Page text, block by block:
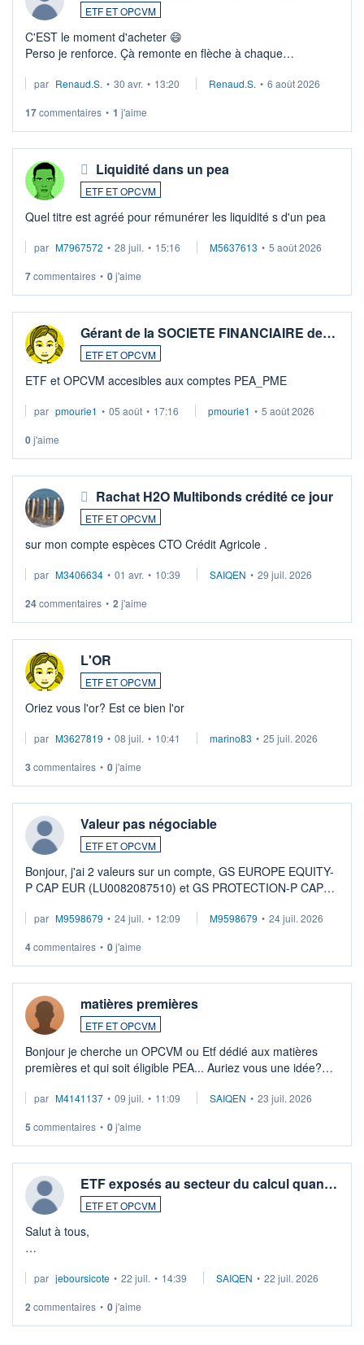
ETF ET OPCVM
C'EST le moment d'acheter 😄​
Perso je renforce. Çà remonte en flèche à chaque
Investissement long terme tip top pour sa retraite.
par Renaud.S. • 30 avr. • 13:20 Renaud.S. • 6 août 2026
17commentaires • 1 j'aime
Liquidité dans un pea
ETF ET OPCVM
Quel titre est agréé pour rémunérer les liquidité s d'un pea
par M7967572 • 28 juil. • 15:16 M5637613 • 5 août 2026
7commentaires • 0j'aime
Gérant de la SOCIETE FINANCIAIRE de…
ETF ET OPCVM
ETF et OPCVM accesibles aux comptes PEA_PME
par pmourie1 • 05 août • 17:16 pmourie1 • 5 août 2026
0j'aime
Rachat H2O Multibonds crédité ce jour
ETF ET OPCVM
sur mon compte espèces CTO Crédit Agricole .
par M3406634 • 01 avr. • 10:39 SAIQEN • 29 juil. 2026
24commentaires • 2 j'aime
L'OR
ETF ET OPCVM
Oriez vous l'or? Est ce bien l'or
par M3627819 • 08 juil. • 10:41 marino83 • 25 juil. 2026
3 commentaires • 0j'aime
Valeur pas négociable
ETF ET OPCVM
Bonjour, j'ai 2 valeurs sur un compte, GS EUROPE EQUITY-
P CAP EUR (LU0082087510) et GS PROTECTION-P CAP
veux procéder à la vente, on me signale ...
par M9598679 • 24 juil. • 12:09 M9598679 • 24 juil. 2026
4commentaires • 0j'aime
matières premières
ETF ET OPCVM
Bonjour je cherche un OPCVM ou Etf dédié aux matières
premières et qui soit éligible PEA... Auriez vous une idée?
par M4141137 • 09 juil. • 11:09 SAIQEN • 23 juil. 2026
5 commentaires • 0j'aime
ETF exposés au secteur du calcul quan…
ETF ET OPCVM
Salut à tous,
via un ETF plutôt que des actions individuelles.
Idéalement, je voudrais qu'il soit éligible au PEA.
par jeboursicote • 22 juil. • 14:39 SAIQEN • 22 juil. 2026
2 commentaires • 0j'aime